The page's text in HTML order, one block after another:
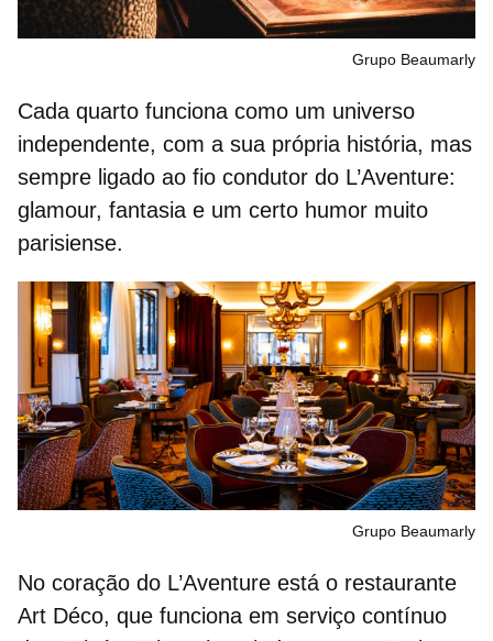
Grupo Beaumarly
Cada quarto funciona como um universo
independente, com a sua própria história, mas
sempre ligado ao fio condutor do L’Aventure:
glamour, fantasia e um certo humor muito
parisiense.
Grupo Beaumarly
No coração do L’Aventure está o restaurante
Art Déco, que funciona em serviço contínuo